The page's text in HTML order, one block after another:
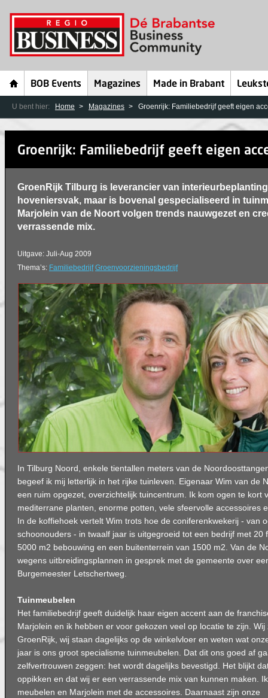
BOB Events Magazines Made in Brabant
U bent hier: Home Magazines Groenrijk: Familiebedrijf geeft eigen
Groenrijk: Familiebedrijf geeft eigen
GroenRijk Tilburg is leverancier van
hoveniersvak, maar is bovenal gespecialiseerd in
Marjolein van de Noort volgen trends nauwgezet en
verrassende mix.
Uitgave: Juli-Aug 2009
Thema’s: Familiebedrijf Groenvoorzieningsbedrijf
In Tilburg Noord, enkele tientallen meters van de
begeef ik mij letterlijk in het rijke tuinleven. Eigenaar Wim van de
een ruim opgezet, overzichtelijk tuincentrum. Ik kom ogen te kort
mediterrane planten, enorme potten, vele sfeervolle accessoires
In de koffiehoek vertelt Wim trots hoe de coniferenkwekerij - van
schoonouders - in twaalf jaar is uitgegroeid tot een bedrijf met 20
5000 m2 bebouwing en een buitenterrein van 1500 m2. Van de
wegens uitbreidingsplannen in gesprek met de gemeente over
Burgemeester Letschertweg.
Tuinmeubelen
Het familiebedrijf geeft duidelijk haar eigen accent aan de
Marjolein en ik hebben er voor gekozen veel op locatie te zijn.
GroenRijk, wij staan dagelijks op de winkelvloer en weten wat
jaar is ons groot specialisme tuinmeubelen. Dat dit ons goed af
zelfvertrouwen zeggen: het wordt dagelijks bevestigd. Het blijkt
oppikken en dat wij er een verrassende mix van kunnen maken.
meubelen en Marjolein met de accessoires. Daarnaast zijn onze